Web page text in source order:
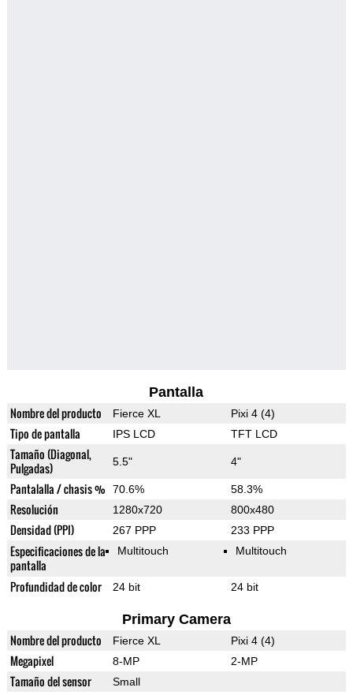
Pantalla
Nombre del producto Fierce XL Pixi 4 (4)
Tipo de pantalla IPS LCD TFT LCD
Tamaño (Diagonal,
Pulgadas)
5.5" 4"
Pantalalla / chasis % 70.6% 58.3%
Resolución 1280x720 800x480
Densidad (PPI) 267 PPP 233 PPP
Especificaciones de la
pantalla
Multitouch Multitouch
Profundidad de color 24 bit 24 bit
Primary Camera
Nombre del producto Fierce XL Pixi 4 (4)
Megapixel 8-MP 2-MP
Tamaño del sensor Small